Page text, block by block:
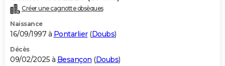
Créer une cagnotte obsèques
Naissance
16/09/1997 à Pontarlier(Doubs)
Décès
09/02/2025 à Besançon (Doubs)